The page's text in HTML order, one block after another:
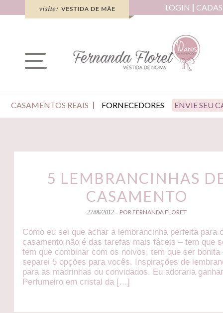
LOGIN
CASAMENTOS REAIS FORNECEDORES ENVIE SEU
5 LEMBRANCINHAS
CASAMENTO
27/06/2012 - POR FERNANDA FLORET
Como eu sei que achar a lembrancinha perfeita para
casamento não é das tarefas mais fáceis – tem que
tem que combinar com os noivos, tem que ser bonita
separei 5 opções para vocês. Inspirações de
para as madrinhas ou convidados. Eu adoraria
Perfumeiro em cristal da […]